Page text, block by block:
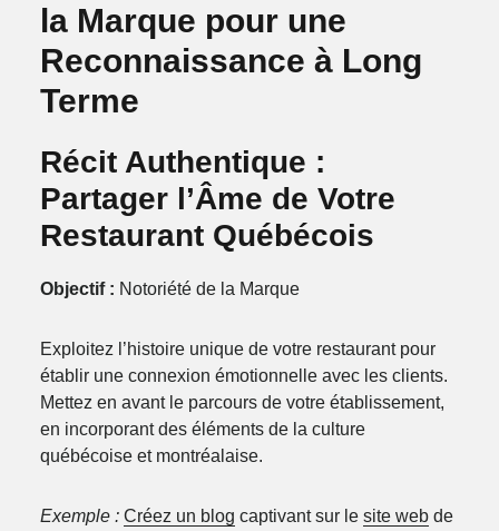
la Marque pour une
Reconnaissance à Long
Terme
Récit Authentique :
Partager l’Âme de Votre
Restaurant Québécois
Objectif : Notoriété de la Marque
Exploitez l’histoire unique de votre restaurant pour
établir une connexion émotionnelle avec les clients.
Mettez en avant le parcours de votre établissement,
en incorporant des éléments de la culture
québécoise et montréalaise.
Exemple : Créez un blog captivant sur le site webde